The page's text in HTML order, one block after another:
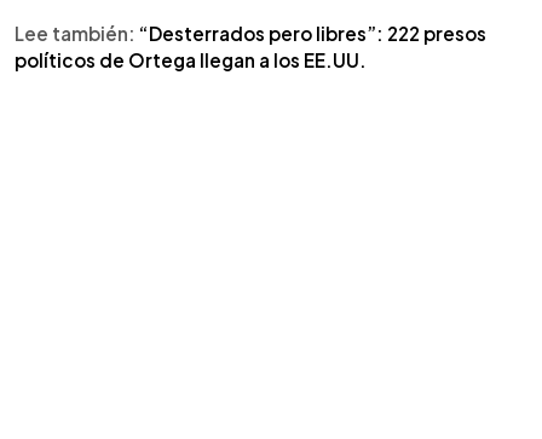
Lee también: “Desterrados pero libres”: 222 presos
políticos de Ortega llegan a los EE.UU.